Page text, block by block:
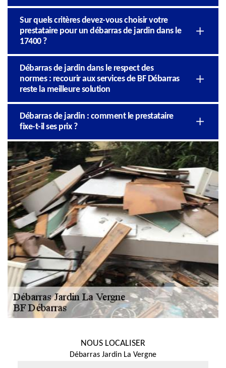
Sur quels critères devez-vous choisir votre
prestataire pour un débarras de jardin dans le
17400 ?
Débarras de jardin dans le respect des
normes : recourir aux services de BF Débarras
reste la meilleure solution
Débarras de jardin : comment le prestataire
fixe-t-il ses prix ?
NOUS LOCALISER
Débarras Jardin La Vergne